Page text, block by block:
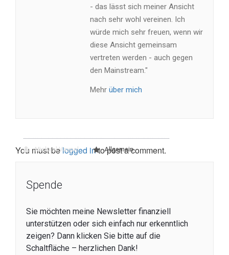
Michael Vaupel Allgemein
- das lässt sich meiner Ansicht
nach sehr wohl vereinen. Ich
würde mich sehr freuen, wenn wir
diese Ansicht gemeinsam
vertreten werden - auch gegen
den Mainstream."
Mehr über mich
You must belogged into post a comment.
Spende
Sie möchten meine Newsletter finanziell
unterstützen oder sich einfach nur erkenntlich
zeigen? Dann klicken Sie bitte auf die
Schaltfläche – herzlichen Dank!